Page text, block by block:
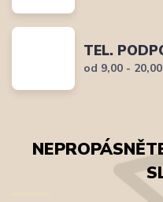
TEL.
od 9,00 -